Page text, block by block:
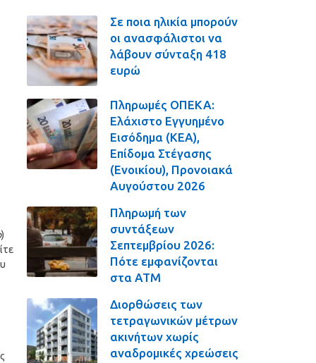
)
Σε ποια ηλικία μπορούν
οι ανασφάλιστοι να
λάβουν σύνταξη 418
ευρώ
Πληρωμές ΟΠΕΚΑ:
Ελάχιστο Εγγυημένο
Εισόδημα (ΚΕΑ),
Επίδομα Στέγασης
(Ενοικίου), Προνοιακά
Αυγούστου 2026
Πληρωμή των
συντάξεων
Σεπτεμβρίου 2026:
Πότε εμφανίζονται
στα ΑΤΜ
Διορθώσεις των
τετραγωνικών μέτρων
ακινήτων χωρίς
αναδρομικές χρεώσεις